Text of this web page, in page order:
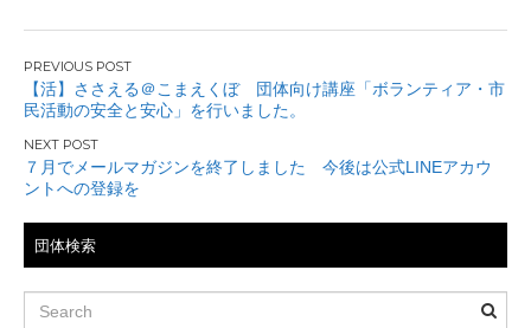
投
稿
ナ
ビ
ゲ
ー
【活】ささえる＠こまえくぼ 団体向け講座「ボランティア・市
民活動の安全と安心」を行いました。
７月でメールマガジンを終了しました 今後は公式LINEアカウ
ントへの登録を
団体検索